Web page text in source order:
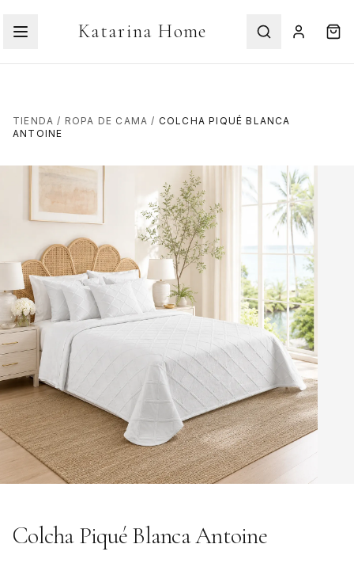
Katarina Home
TIENDA / ROPA DE CAMA / COLCHA PIQUÉ BLANCA
ANTOINE
Colcha Piqué Blanca Antoine